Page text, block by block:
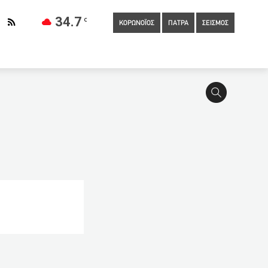
34.7 C
ΚΟΡΩΝΟΪΟΣ ΠΑΤΡΑ ΣΕΙΣΜΟΣ
Σύσκεψη για το διεθνές συμπόσιο γλυπτικής στην Πάτρα, με
15:10 Θρίλερ με